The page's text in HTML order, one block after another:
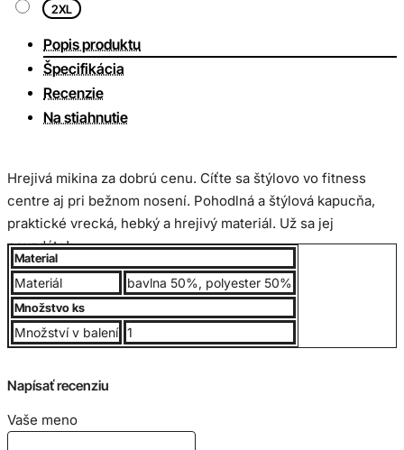
2XL
Popis produktu
Špecifikácia
Recenzie
Na stiahnutie
Hrejivá mikina za dobrú cenu. Cíťte sa štýlovo vo fitness
centre aj pri bežnom nosení. Pohodlná a štýlová kapucňa,
praktické vrecká, hebký a hrejivý materiál. Už sa jej
nevzdáte!
Pánska mikina so zipsom, 271,0 G / m² (biela 257,0 G / m²)
50% bavlna, 50% polyester, Priadza air-jet - príjemnejšia na
dotyk a zníženie žmolkovania, kapucňa s farebne zladenou
rukávoch.
Cena je včetne potlače loga na ľubovolnom mieste o veľkosti
Material
Materiál bavlna 50%, polyester 50%
Množstvo ks
Množství v balení 1
Napísať recenziu
Vaše meno